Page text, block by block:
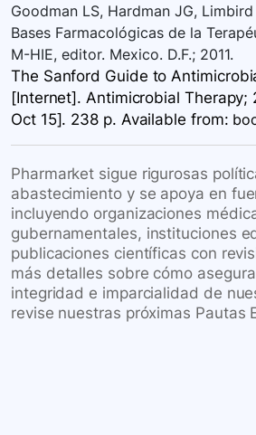
Goodman LS, Hardman JG,
Bases Farmacológicas de la
M-HIE, editor. Mexico. D.F.; 2011.
The Sanford Guide to
[Internet]. Antimicrobial Therapy;
Oct 15]. 238 p. Available from:
Pharmarket sigue rigurosas
abastecimiento y se apoya en
incluyendo organizaciones
gubernamentales, instituciones
publicaciones científicas con
más detalles sobre cómo
integridad e imparcialidad de
revise nuestras próximas Pautas